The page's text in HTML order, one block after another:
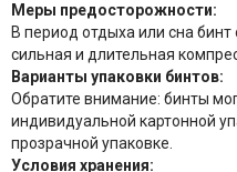
Меры предосторожности:
В период отдыха или сна
сильная и длительная
Варианты упаковки бинтов:
Обратите внимание: бинты
индивидуальной картонной
прозрачной упаковке.
Условия хранения: